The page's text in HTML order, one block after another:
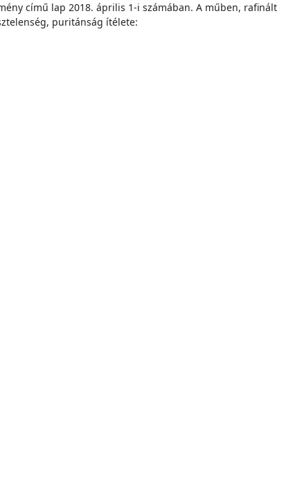
című lap 2018. április 1-i számában. A műben, rafinált
puritánság ítélete: